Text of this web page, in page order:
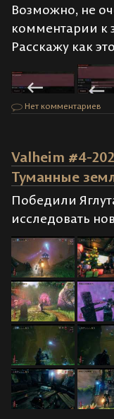
Возможно, не
комментарии к
Расскажу как
Нет комментариев
Valheim #4-
Туманные
Победили
исследовать